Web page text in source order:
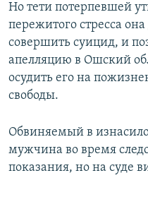
Но тети потерпевшей
пережитого стресса
совершить суицид, и
апелляцию в Ошский
осудить его на
свободы.
Обвиняемый в
мужчина во время
показания, но на суде